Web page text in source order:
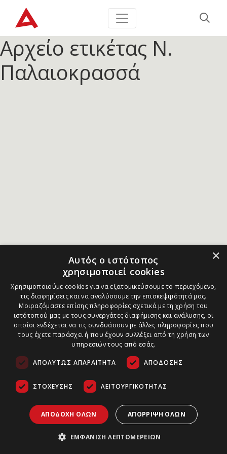
Αρχείο ετικέτας Ν.
Παλαιοκρασσά
×
Αυτός ο ιστότοπος
χρησιμοποιεί cookies
Χρησιμοποιούμε cookies για να εξατομικεύσουμε το περιεχόμενο,
τις διαφημίσεις και να αναλύσουμε την επισκεψιμότητά μας.
Μοιραζόμαστε επίσης πληροφορίες σχετικά με τη χρήση του
ιστότοπού μας με τους συνεργάτες διαφήμισης και ανάλυσης, οι
οποίοι ενδέχεται να τις συνδυάσουν με άλλες πληροφορίες που
τους έχετε παράσχει ή που έχουν συλλέξει από τη χρήση των
υπηρεσιών τους από εσάς.
ΑΠΟΛΎΤΩΣ ΑΠΑΡΑΊΤΗΤΑ ΑΠΌΔΟΣΗΣ
ΣΤΌΧΕΥΣΗΣ ΛΕΙΤΟΥΡΓΙΚΌΤΗΤΑΣ
ΑΠΟΔΟΧΉ ΌΛΩΝ ΑΠΌΡΡΙΨΗ ΌΛΩΝ
ΕΜΦΆΝΙΣΗ ΛΕΠΤΟΜΕΡΕΙΏΝ